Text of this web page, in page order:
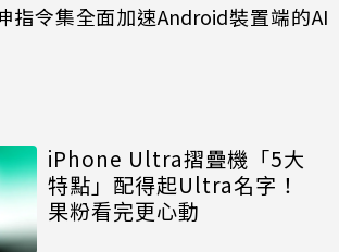
指令集全面加速Android裝置端的AI
iPhone Ultra摺疊機「5大
特點」配得起Ultra名字！
果粉看完更心動